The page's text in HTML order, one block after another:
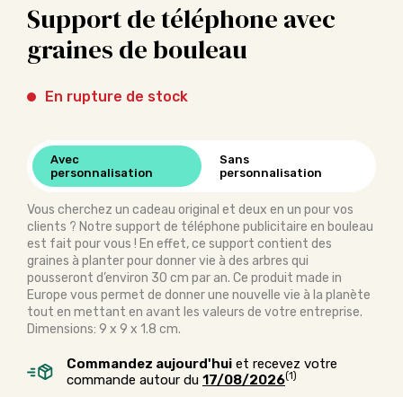
Support de téléphone avec
graines de bouleau
En rupture de stock
Avec
personnalisation
Sans
personnalisation
Vous cherchez un cadeau original et deux en un pour vos
clients ? Notre support de téléphone publicitaire en bouleau
est fait pour vous ! En effet, ce support contient des
graines à planter pour donner vie à des arbres qui
pousseront d’environ 30 cm par an. Ce produit made in
Europe vous permet de donner une nouvelle vie à la planète
tout en mettant en avant les valeurs de votre entreprise.
Dimensions: 9 x 9 x 1.8 cm.
Commandez aujourd'hui et recevez votre
commande autour du 17/08/2026(1)